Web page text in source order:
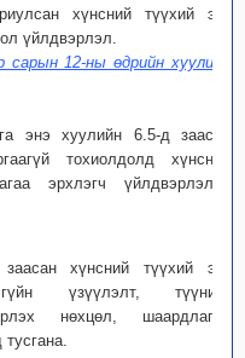
хүнсний түүхий эд,
үйлдвэрлэл.
12-ны өдрийн хуулиар
энэ хуулийн 6.5-д заасан
тохиолдолд хүнсний
эрхлэгч үйлдвэрлэлээ
хүнсний түүхий эд,
үзүүлэлт, түүнийг
нөхцөл, шаардлагыг
тусгана.